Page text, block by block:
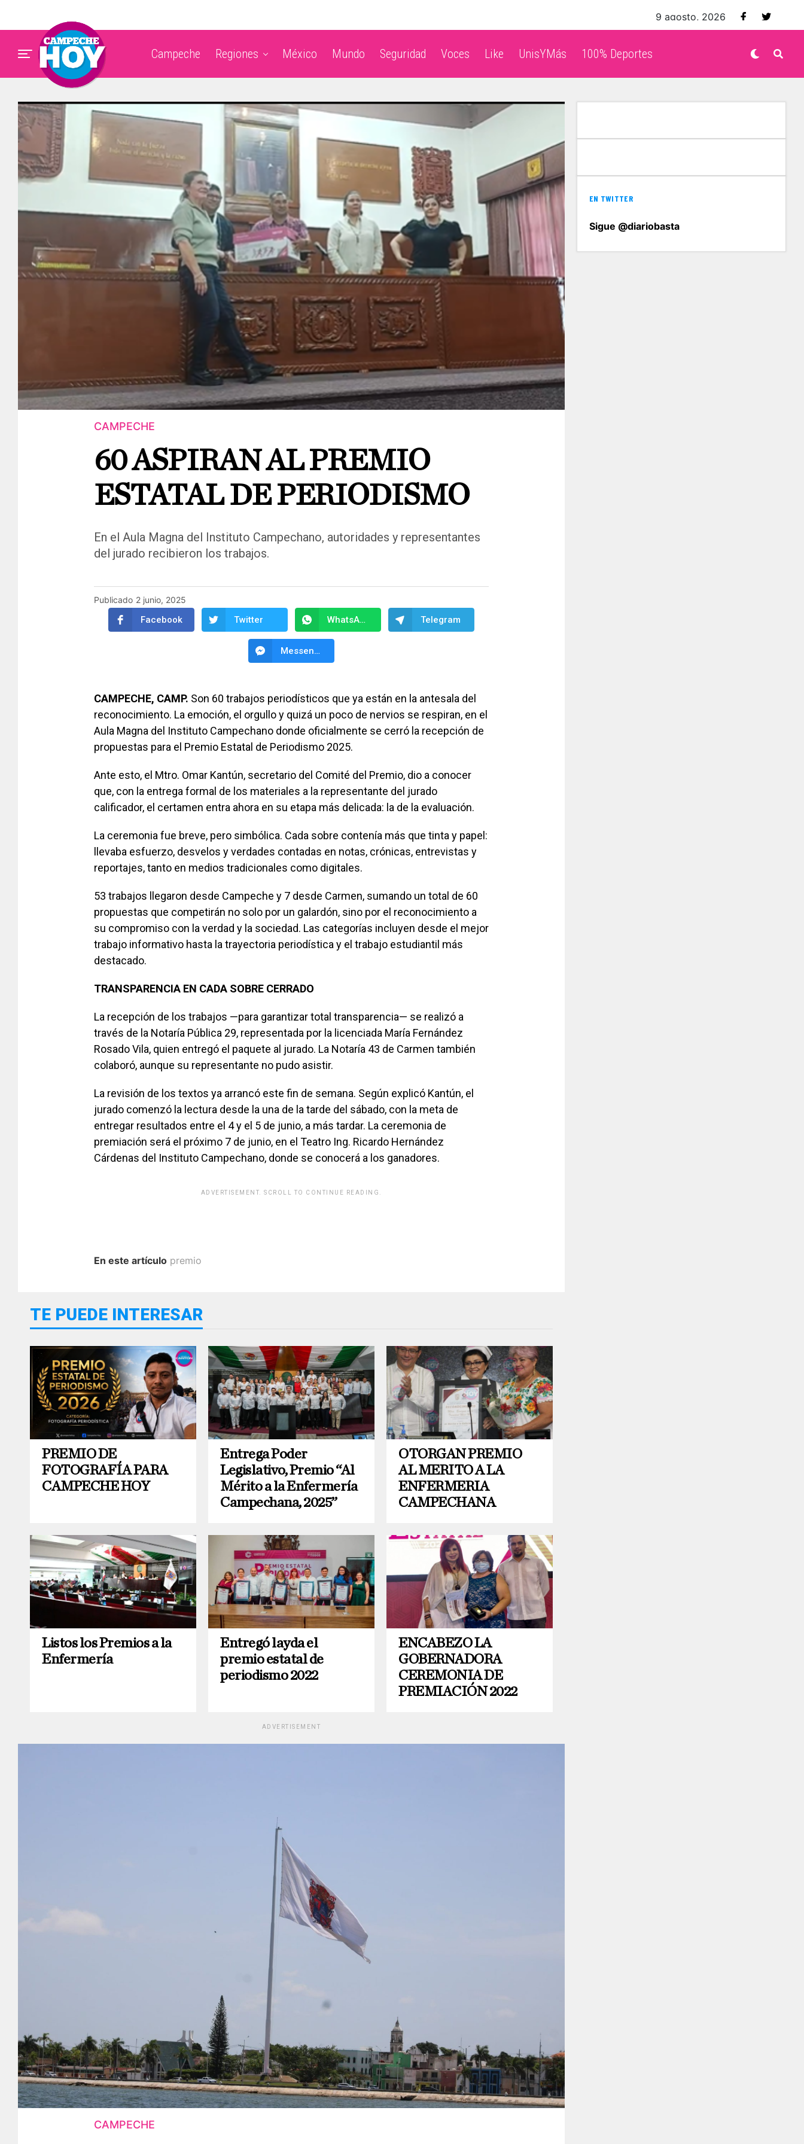
9 agosto, 2026
Campeche Regiones México Mundo Seguridad Voces Like UnisYMás 100% Deportes
CAMPECHE
60 ASPIRAN AL PREMIO
ESTATAL DE PERIODISMO
En el Aula Magna del Instituto Campechano, autoridades y representantes
del jurado recibieron los trabajos.
Publicado 2 junio, 2025
Facebook Twitter WhatsApp Telegram
Messenger
CAMPECHE, CAMP. Son 60 trabajos periodísticos que ya están en la antesala del
reconocimiento. La emoción, el orgullo y quizá un poco de nervios se respiran, en el
Aula Magna del Instituto Campechano donde oficialmente se cerró la recepción de
propuestas para el Premio Estatal de Periodismo 2025.
Ante esto, el Mtro. Omar Kantún, secretario del Comité del Premio, dio a conocer
que, con la entrega formal de los materiales a la representante del jurado
calificador, el certamen entra ahora en su etapa más delicada: la de la evaluación.
La ceremonia fue breve, pero simbólica. Cada sobre contenía más que tinta y papel:
llevaba esfuerzo, desvelos y verdades contadas en notas, crónicas, entrevistas y
reportajes, tanto en medios tradicionales como digitales.
53 trabajos llegaron desde Campeche y 7 desde Carmen, sumando un total de 60
propuestas que competirán no solo por un galardón, sino por el reconocimiento a
su compromiso con la verdad y la sociedad. Las categorías incluyen desde el mejor
trabajo informativo hasta la trayectoria periodística y el trabajo estudiantil más
destacado.
TRANSPARENCIA EN CADA SOBRE CERRADO
La recepción de los trabajos —para garantizar total transparencia— se realizó a
través de la Notaría Pública 29, representada por la licenciada María Fernández
Rosado Vila, quien entregó el paquete al jurado. La Notaría 43 de Carmen también
colaboró, aunque su representante no pudo asistir.
La revisión de los textos ya arrancó este fin de semana. Según explicó Kantún, el
jurado comenzó la lectura desde la una de la tarde del sábado, con la meta de
entregar resultados entre el 4 y el 5 de junio, a más tardar. La ceremonia de
premiación será el próximo 7 de junio, en el Teatro Ing. Ricardo Hernández
Cárdenas del Instituto Campechano, donde se conocerá a los ganadores.
ADVERTISEMENT. SCROLL TO CONTINUE READING.
En este artículo premio
TE PUEDE INTERESAR
PREMIO DE
FOTOGRAFÍA PARA
CAMPECHE HOY
Entrega Poder
Legislativo, Premio “Al
Mérito a la Enfermería
Campechana, 2025”
OTORGAN PREMIO
AL MERITO A LA
ENFERMERIA
CAMPECHANA
Listos los Premios a la
Enfermería
Entregó layda el
premio estatal de
periodismo 2022
ENCABEZO LA
GOBERNADORA
CEREMONIA DE
PREMIACIÓN 2022
ADVERTISEMENT
CAMPECHE
EN TWITTER
Sigue @diariobasta